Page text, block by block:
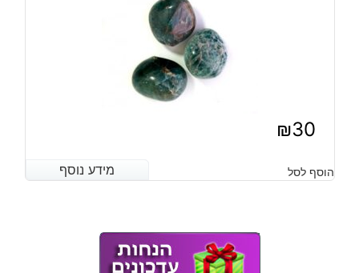
₪30
מידע נוסף הוסף לסל מידע נוסף